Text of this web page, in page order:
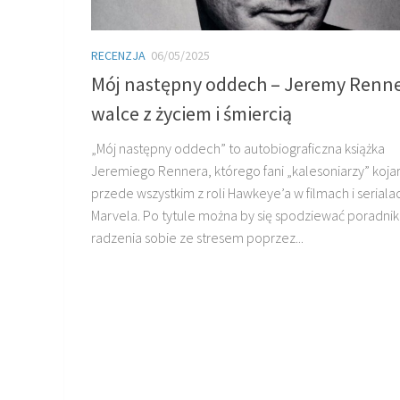
RECENZJA 06/05/2025
Mój następny oddech – Jeremy
walce z życiem i śmiercią
„Mój następny oddech” to autobiograficzna książka
Jeremiego Rennera, którego fani „kalesoniarzy”
przede wszystkim z roli Hawkeye’a w filmach i
Marvela. Po tytule można by się spodziewać
radzenia sobie ze stresem poprzez...